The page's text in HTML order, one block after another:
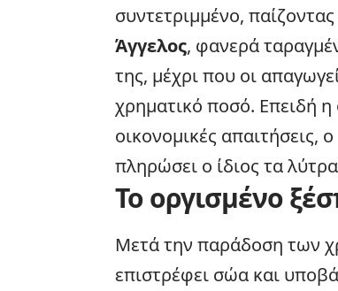
συντετριμμένο,
Άγγελος, φανερά
της, μέχρι που οι
χρηματικό ποσό. Επειδή η
οικονομικές
πληρώσει ο ίδιος τα
Το οργισμένο
Μετά την παράδοση των
επιστρέφει σώα και